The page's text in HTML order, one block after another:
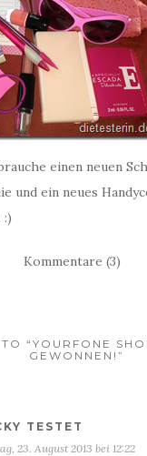
einen neuen
und ein neues
:)
Kommentare (3)
“YOURFONE
GEWONNEN!”
TESTET
23. August 2013 bei 12:22